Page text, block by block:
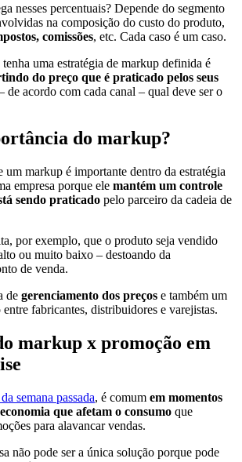
nesses percentuais? Depende do segmento
na composição do custo do produto,
comissões, etc. Cada caso é um caso.
uma estratégia de markup definida é
do preço que é praticado pelos seus
de acordo com cada canal – qual deve ser o
do markup?
um markup é importante dentro da estratégia
empresa porque ele mantém um controle
sendo praticado pelo parceiro da cadeia de
por exemplo, que o produto seja vendido
ou muito baixo – destoando da
de venda.
de gerenciamento dos preços e também um
fabricantes, distribuidores e varejistas.
markup x promoção em
semana passada, é comum em momentos
que afetam o consumo que
para alavancar vendas.
não pode ser a única solução porque pode